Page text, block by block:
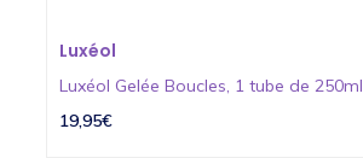
Luxéol
Luxéol Gelée Boucles, 1 tube de 250ml
19,95€